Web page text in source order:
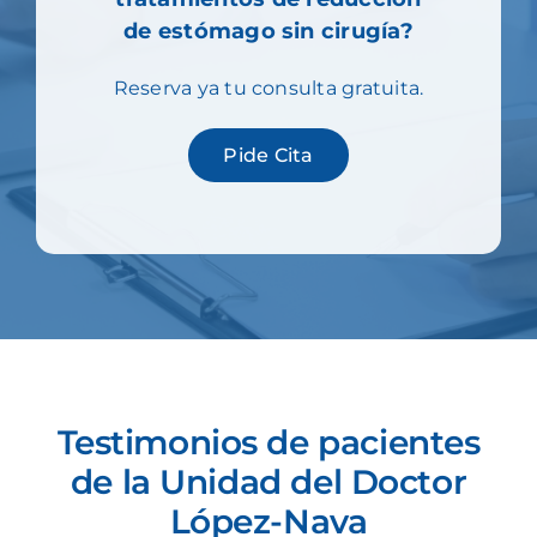
de estómago sin cirugía?
Reserva ya tu consulta gratuita.
Pide Cita
Testimonios de pacientes
de la Unidad del Doctor
López-Nava